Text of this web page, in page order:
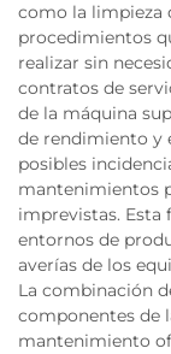
como la limpieza
procedimientos
realizar sin
contratos de
de la máquina
de rendimiento y
posibles
mantenimientos
imprevistas. Esta
entornos de
averías de los
La combinación
componentes de
mantenimiento